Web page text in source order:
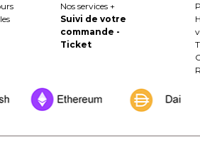
Nos services +
Suivi de votre
commande -
Ticket